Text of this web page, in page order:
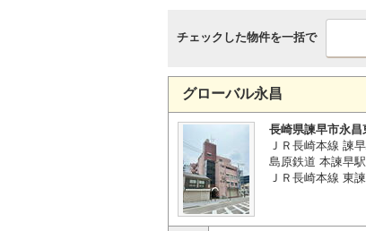
チェックした物件を一括で
グローバル永昌
長崎県諫早市永昌
ＪＲ長崎本線 諫
島原鉄道 本諫早
ＪＲ長崎本線 東